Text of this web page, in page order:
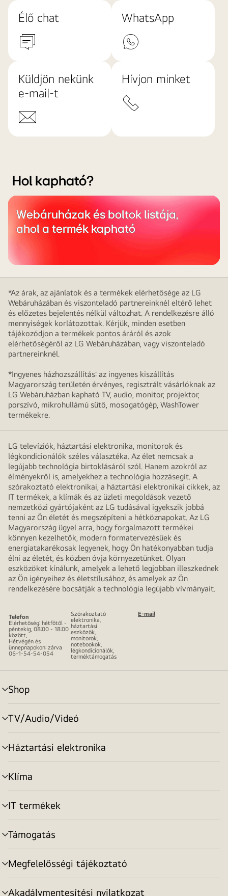
Élő chat WhatsApp
Küldjön nekünk
e-mail-t
Hívjon minket
Hol kapható?
Webáruházak és boltok listája,
ahol a termék kapható
*Az árak, az ajánlatok és a termékek elérhetősége az LG
Webáruházában és viszonteladó partnereinknél eltérő lehet
és előzetes bejelentés nélkül változhat. A rendelkezésre álló
mennyiségek korlátozottak. Kérjük, minden esetben
tájékozódjon a termékek pontos áráról és azok
elérhetőségéről az LG Webáruházában, vagy viszonteladó
partnereinknél.
*Ingyenes házhozszállítás: az ingyenes kiszállítás
Magyarország területén érvényes, regisztrált vásárlóknak az
LG Webáruházban kapható TV, audio, monitor, projektor,
porszívó, mikrohullámú sütő, mosogatógép, WashTower
termékekre.
LG televíziók, háztartási elektronika, monitorok és
légkondicionálók széles választéka. Az élet nemcsak a
legújabb technológia birtoklásáról szól. Hanem azokról az
élményekről is, amelyekhez a technológia hozzásegít. A
szórakoztató elektronikai, a háztartási elektronikai cikkek, az
IT termékek, a klímák és az üzleti megoldások vezető
nemzetközi gyártójaként az LG tudásával igyekszik jobbá
tenni az Ön életét és megszépíteni a hétköznapokat. Az LG
Magyarország ügyel arra, hogy forgalmazott termékei
könnyen kezelhetők, modern formatervezésűek és
energiatakarékosak legyenek, hogy Ön hatékonyabban tudja
élni az életét, és közben óvja környezetünket. Olyan
eszközöket kínálunk, amelyek a lehető legjobban illeszkednek
az Ön igényeihez és életstílusához, és amelyek az Ön
rendelkezésére bocsátják a technológia legújabb vívmányait.
Telefon
Elérhetőség: hétfőtől -
péntekig, 08:00 - 18:00
között,
Hétvégén és
ünnepnapokon: zárva
06-1-54-54-054
Szórakoztató
elektronika,
háztartási
eszközök,
monitorok,
notebookok,
légkondicionálók,
terméktámogatás
E-mail
Shop
menu
toggle
TV/Audio/Videó
menu
toggle
Háztartási elektronika
menu
toggle
Klíma
menu
toggle
IT termékek
menu
toggle
Támogatás
menu
toggle
Megfelelősségi tájékoztató
menu
toggle
Akadálymentesítési nyilatkozat